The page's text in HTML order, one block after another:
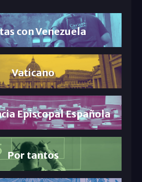
con Venezuela
Vaticano
Episcopal Española
Por tantos